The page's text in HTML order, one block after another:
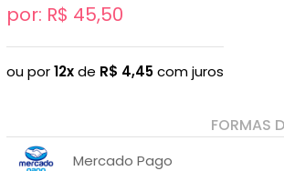
por: R$ 45,50
ou por12xde R$ 4,45com juros
FORMAS
Mercado Pago